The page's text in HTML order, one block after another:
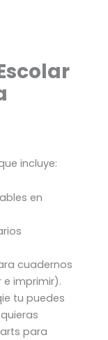
incluye:
en
cuadernos
imprimir).
tu puedes
para